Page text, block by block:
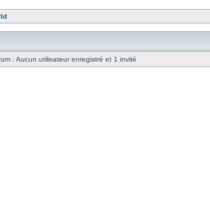
: Aucun utilisateur enregistré et 1 invité